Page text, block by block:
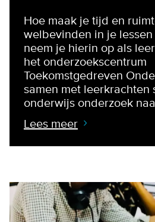
Hoe maak je tijd en
welbevinden in je
neem je hierin op als
het onderzoekscentrum
Toekomstgedreven
samen met leerkrachten
onderwijs onderzoek
Lees meer